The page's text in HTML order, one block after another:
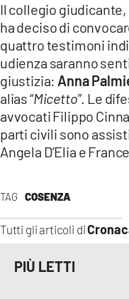
TAG COSENZA
Tutti gli articoli di
Il collegio
ha deciso di
quattro testimoni
udienza saranno
giustizia: Anna
alias “Micetto”. Le
avvocati Filippo
parti civili sono
Angela D’Elia e
PIÙ LETTI